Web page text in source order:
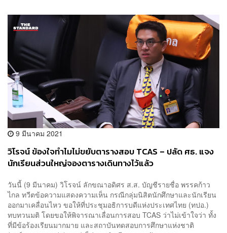
9 มีนาคม 2021
วิโรจน์ ข้องใจทำไมไม่ขยับตารางสอบ TCAS – ปลัด ศธ. แจง
นักเรียนส่วนใหญ่จองตารางเดินทางไว้แล้ว
วันนี้ (9 มีนาคม) วิโรจน์ ลักขณาอดิศร ส.ส. บัญชีรายชื่อ พรรคก้าว
ไกล ทวีตข้อความแสดงความเห็น กรณีกลุ่มนิสิตนักศึกษาและนักเรียน
ออกมาเคลื่อนไหว ขอให้ที่ประชุมอธิการบดีแห่งประเทศไทย (ทปอ.)
ทบทวนมติ โดยขอให้พิจารณาเลื่อนการสอบ TCAS ว่าไม่เข้าใจว่า ทั้ง
ที่มีข้อร้องเรียนมากมาย และสถาบันทดสอบการศึกษาแห่งชาติ